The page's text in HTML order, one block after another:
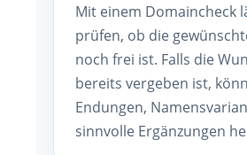
Mit einem Domaincheck
prüfen, ob die
noch frei ist. Falls die
bereits vergeben ist,
Endungen,
sinnvolle Ergänzungen